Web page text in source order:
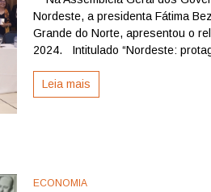
Nordeste, a presidenta Fátima
Grande do Norte, apresentou o
2024. Intitulado “Nordeste:
Leia mais
ECONOMIA